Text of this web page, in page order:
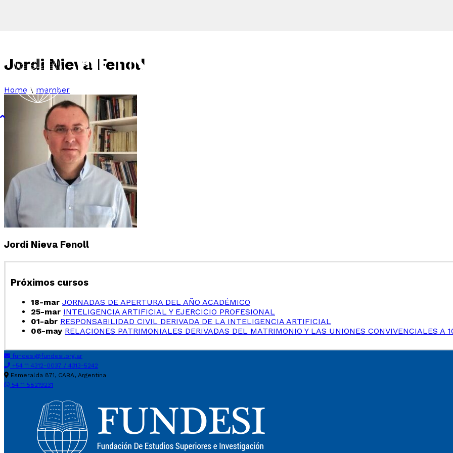
Jordi Nieva Fenoll
Home \ member
Jordi Nieva Fenoll
Próximos cursos
18-mar JORNADAS DE APERTURA DEL AÑO ACADÉMICO
25-mar INTELIGENCIA ARTIFICIAL Y EJERCICIO PROFESIONAL
01-abr RESPONSABILIDAD CIVIL DERIVADA DE LA INTELIGENCIA ARTIFICIAL
06-may RELACIONES PATRIMONIALES DERIVADAS DEL MATRIMONIO Y LAS UNIONES CONVIVENCIALES A
fundesi@fundesi.org.ar
+54 11 4312-0037 / 4313-5242
Esmeralda 871, CABA, Argentina
54 11 58219231